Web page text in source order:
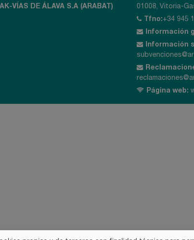
VÍAS DE ÁLAVA S.A (ARABAT)
01008, Vitoria-
Tfno:+34 945
Información
Información
Página web: